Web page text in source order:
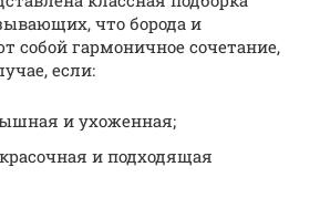
что борода и
собой гармоничное сочетание,
если:
и ухоженная;
и подходящая